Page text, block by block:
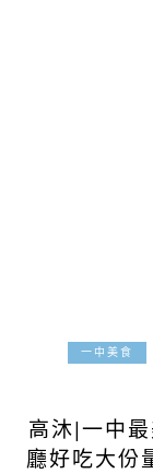
一中美食
高沐|一中
廳好吃大份